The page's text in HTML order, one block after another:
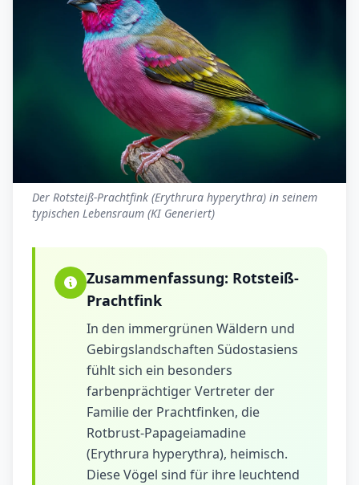
Der Rotsteiß-Prachtfink (Erythrura hyperythra) in seinem
typischen Lebensraum (KI Generiert)
Zusammenfassung: Rotsteiß-
Prachtfink
In den immergrünen Wäldern und
Gebirgslandschaften Südostasiens
fühlt sich ein besonders
farbenprächtiger Vertreter der
Familie der Prachtfinken, die
Rotbrust-Papageiamadine
(Erythrura hyperythra), heimisch.
Diese Vögel sind für ihre leuchtend